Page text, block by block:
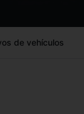
de vehículos